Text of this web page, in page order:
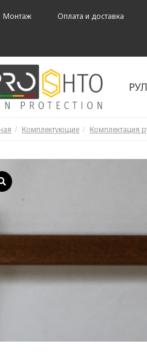
Монтаж Оплата и доставка
Комплектующие Комплектация